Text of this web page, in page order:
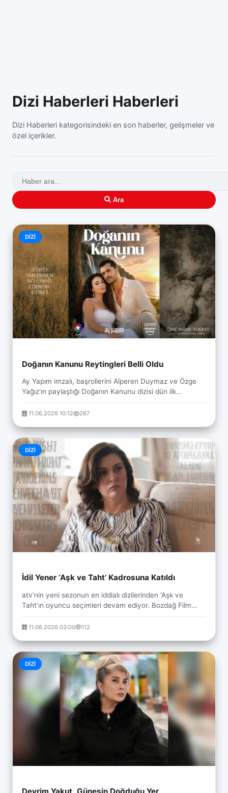
Dizi Haberleri Haberleri
Dizi Haberleri kategorisindeki en son haberler, gelişmeler ve
özel içerikler.
Ara
DIZI
Doğanın Kanunu Reytingleri Belli Oldu
Ay Yapım imzalı, başrollerini Alperen Duymaz ve Özge
Yağız'ın paylaştığı Doğanın Kanunu dizisi dün ilk
bölümüyle ekrana geldi. Ali Bilgin ve Beste Sul...
11.06.2026 10:12 267
DIZI
İdil Yener ‘Aşk ve Taht’ Kadrosuna Katıldı
atv’nin yeni sezonun en iddialı dizilerinden ‘Aşk ve
Taht’ın oyuncu seçimleri devam ediyor. Bozdağ Film
yapımı Selçuklu dönemi dizisinin kadrosuna İdi...
11.06.2026 03:00 112
DIZI